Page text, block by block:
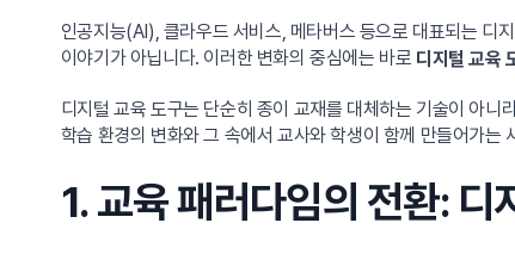
인공지능(AI), 클라우드 서비스, 메타버스 등으로 대표되는 디
이야기가 아닙니다. 이러한 변화의 중심에는 바로 디지털 교육
디지털 교육 도구는 단순히 종이 교재를 대체하는 기술이 아
학습 환경의 변화와 그 속에서 교사와 학생이 함께 만들어가는
1. 교육 패러다임의 전환: